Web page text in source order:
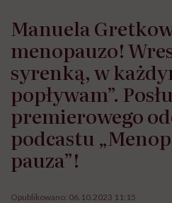
Manuela
menopauzo!
syrenką, w
popływam”.
premierowego
podcastu
pauza”!
Opublikowano: 06.10.2023 11:15